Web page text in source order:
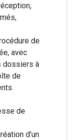
de
avec
dossiers à
de
de
d'un